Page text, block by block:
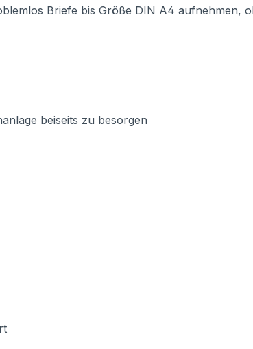
Briefe bis Größe DIN A4 aufnehmen,
beiseits zu besorgen